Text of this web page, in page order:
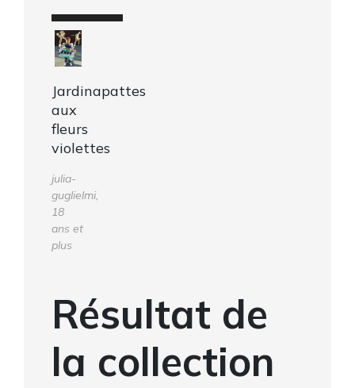
Jardinapattes
aux
fleurs
violettes
julia-
guglielmi,
18
ans et
plus
Résultat de
la collection